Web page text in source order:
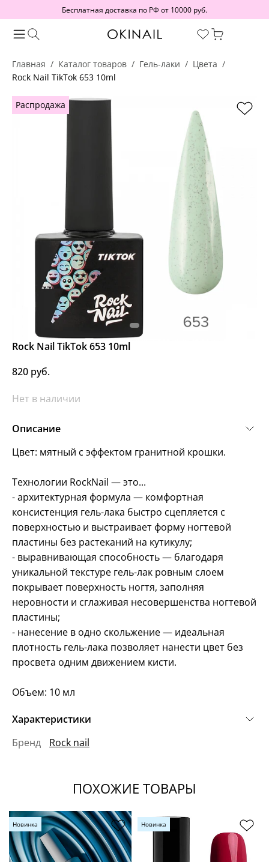
Бесплатная доставка по РФ от 10000 руб.
Главная Каталог товаров Гель-лаки
Цвета
Rock Nail TikTok 653 10ml
Распродажа
Rock Nail TikTok 653 10ml
820 руб.
Нет в наличии
Описание
Цвет: мятный с эффектом гранитной крошки.
Технологии RockNail — это...
- архитектурная формула — комфортная
консистенция гель-лака быстро сцепляется с
поверхностью и выстраивает форму ногтевой
пластины без растеканий на кутикулу;
- выравнивающая способность — благодаря
уникальной текстуре гель-лак ровным слоем
покрывает поверхность ногтя, заполняя
неровности и сглаживая несовершенства ногтевой
пластины;
- нанесение в одно скольжение — идеальная
плотность гель-лака позволяет нанести цвет без
просвета одним движением кисти.
Объем: 10 мл
Характеристики
Бренд
Rock nail
ПОХОЖИЕ ТОВАРЫ
Новинка Новинка